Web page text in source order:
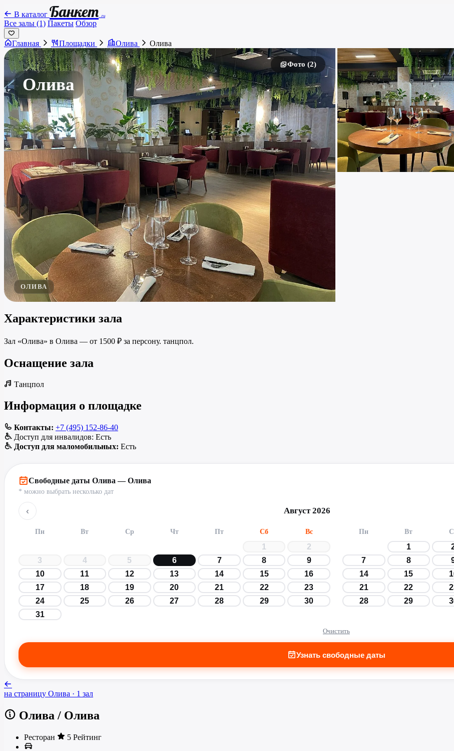
В каталог Банкет .ru
Все залы (1) Пакеты Обзор
Главная Площадки Олива Олива
Олива
Фото (2)
ОЛИВА
Характеристики зала
Зал «Олива» в Олива — от 1500 ₽ за персону. танцпол.
Оснащение зала
Танцпол
Информация о площадке
Контакты: +7 (495) 152-86-40
Доступ для инвалидов: Есть
Доступ для маломобильных: Есть
Свободные даты Олива — Олива
* можно выбрать несколько дат
‹ Август 2026
Пн Вт Ср Чт Пт Сб Вс
1
2
3
4 5 6 7 8
9
10
11 12 13 14 15
16
17
18 19 20 21 22
23
24
25 26 27 28 29
30
31
Пн Вт
1
7
8
14
15
21
22
28
29
Очистить
Узнать свободные даты
на страницу Олива · 1 зал
Олива / Олива
Ресторан 5 Рейтинг